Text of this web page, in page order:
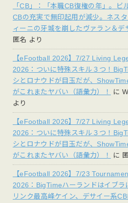
「CB」：「本職CB復権の年」。ビ
CBの充実で無印起用が減少。ネス
ィーニの牙城を崩したヴァラン＆デ
匿名 より
【eFootball 2026】7/27 Living
2026：ついに特殊スキル３つ！
シとロナウドが目玉だが、
がこれまたヤバい（語彙力）！
に
より
【eFootball 2026】7/27 Living
2026：ついに特殊スキル３つ！
シとロナウドが目玉だが、
がこれまたヤバい（語彙力）！
に
【eFootball 2026】7/23
2026：BigTimeハーランドはイブラ
リンク最高峰ケイン、デサイー系